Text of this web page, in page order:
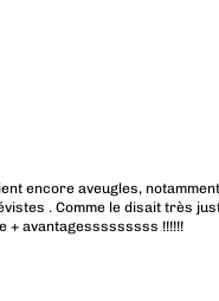
encore aveugles,
. Comme le disait très
+ avantagesssssssss !!!!!!